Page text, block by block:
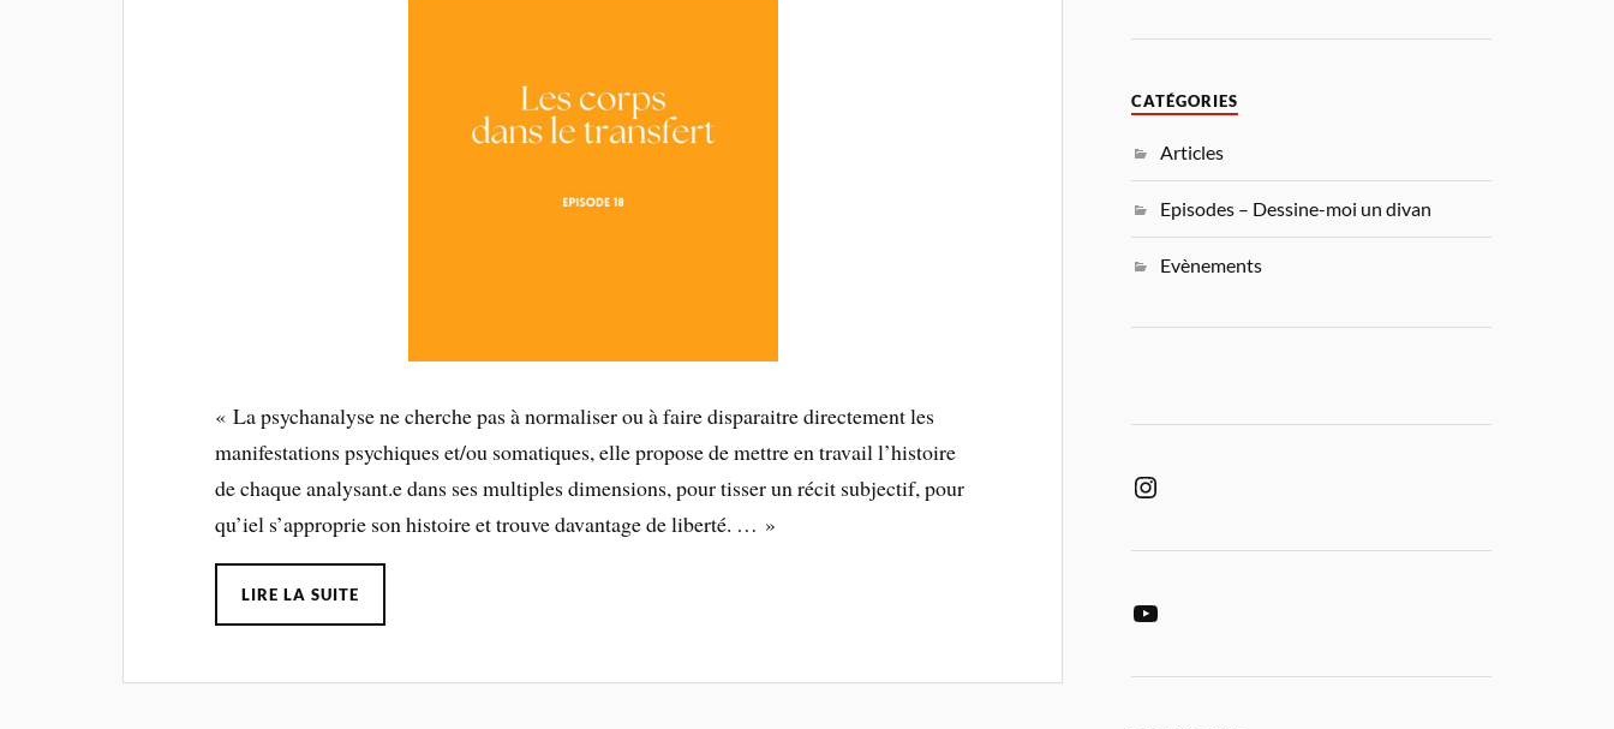
« La psychanalyse ne cherche pas à normaliser ou à faire disparaitre directement les
manifestations psychiques et/ou somatiques, elle propose de mettre en travail l’histoire
de chaque analysant.e dans ses multiples dimensions, pour tisser un récit subjectif, pour
qu’iel s’approprie son histoire et trouve davantage de liberté. … »
LIRE LA SUITE
CATÉGORIES
Articles
Episodes – Dessine-moi un divan
Evènements